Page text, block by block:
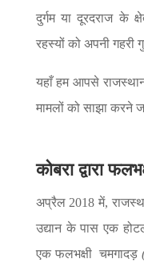
दुर्गम या दूरदराज के
रहस्यों को अपनी गहरी
यहाँ हम आपसे
मामलों को साझा करने
कोबरा द्वारा
अप्रैल 2018 में,
उद्यान के पास एक
एक फलभक्षी चमगादड़